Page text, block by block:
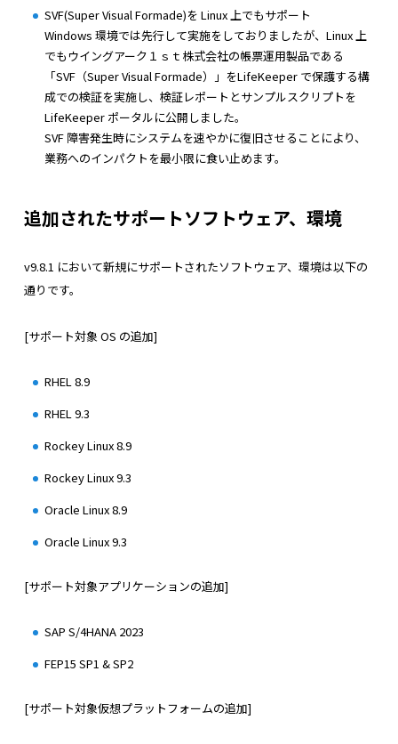
SVF(Super Visual Formade)を Linux 上でもサポート
Windows 環境では先行して実施をしておりましたが、Linux 上
でもウイングアーク１ｓｔ株式会社の帳票運用製品である
「SVF（Super Visual Formade）」をLifeKeeper で保護する構
成での検証を実施し、検証レポートとサンプルスクリプトを
LifeKeeper ポータルに公開しました。
SVF 障害発生時にシステムを速やかに復旧させることにより、
業務へのインパクトを最小限に食い止めます。
追加されたサポートソフトウェア、環境
v9.8.1 において新規にサポートされたソフトウェア、環境は以下の
通りです。
[サポート対象 OS の追加]
RHEL 8.9
RHEL 9.3
Rockey Linux 8.9
Rockey Linux 9.3
Oracle Linux 8.9
Oracle Linux 9.3
[サポート対象アプリケーションの追加]
SAP S/4HANA 2023
FEP15 SP1 & SP2
[サポート対象仮想プラットフォームの追加]